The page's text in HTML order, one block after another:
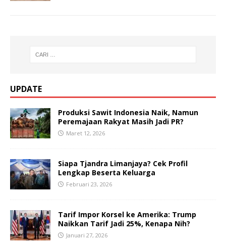
UPDATE
Produksi Sawit Indonesia Naik, Namun
Peremajaan Rakyat Masih Jadi PR?
Maret 12, 2026
Siapa Tjandra Limanjaya? Cek Profil
Lengkap Beserta Keluarga
Februari 23, 2026
Tarif Impor Korsel ke Amerika: Trump
Naikkan Tarif Jadi 25%, Kenapa Nih?
Januari 27, 2026